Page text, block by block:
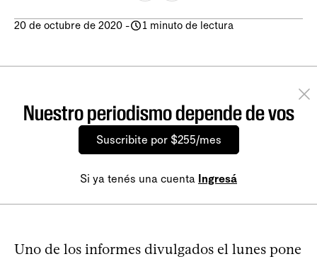
20 de octubre de 2020 - 1 minuto de lectura
Nuestro periodismo depende de vos
Suscribite por $255/mes
Si ya tenés una cuenta Ingresá
Uno de los informes divulgados el lunes pone